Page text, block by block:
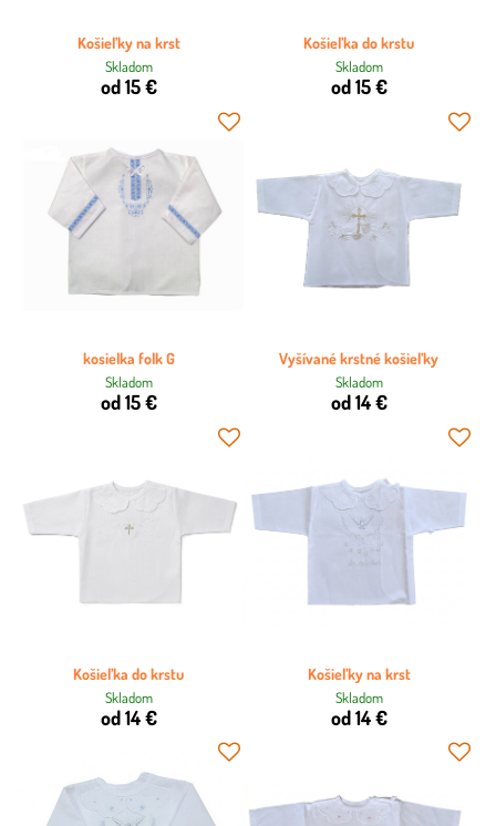
Košieľky na krst
Skladom
od 15 €
Košieľka do krstu
Skladom
od 15 €
kosielka folk G
Skladom
od 15 €
Vyšívané krstné košieľky
Skladom
od 14 €
Košieľka do krstu
Skladom
od 14 €
Košieľky na krst
Skladom
od 14 €